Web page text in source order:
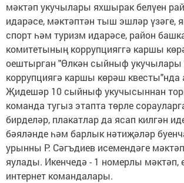
мәктәп укучылары яхшырак белүен
идарәсе, мәктәптән тыш эшләр үзәге,
спорт һәм туризм идарәсе, район
комитетының коррупцияггә каршы
оештырган "Өлкән сыйныф укучылары
коррупциягә каршы көрәш
Җидешәр 10 сыйныф укучысыннан
команда тугыз этапта төрле
бирделәр, плакатлар да ясап килгән
бәяләнде һәм барлык нәтиҗәләр
урынны Р. Сәгъдиев исемендәге
яулады. Икенчедә - 1 номерлы мәктәп,
интернет командалары.